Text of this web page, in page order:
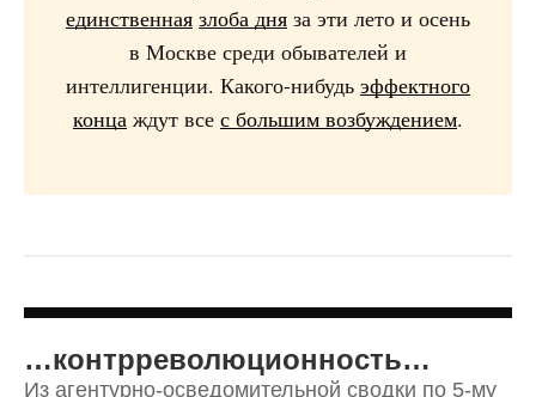
единственная злоба дня за эти лето и осень
в Москве среди обывателей и
интеллигенции. Какого-нибудь эффектного
конца ждут все с большим возбуждением.
…контрреволюционность…
Из агентурно-осведомительной сводки по 5-му